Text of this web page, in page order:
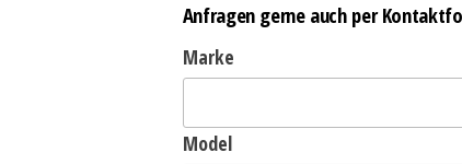
Anfragen gerne auch per
Marke
Model